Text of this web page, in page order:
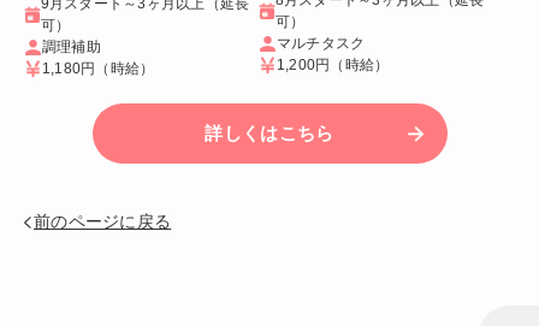
9月スタート～3ヶ月以上（延長
可）
調理補助
1,180円
（時給）
可）
マルチタスク
1,200円
（時給）
詳しくはこちら
前のページに戻る